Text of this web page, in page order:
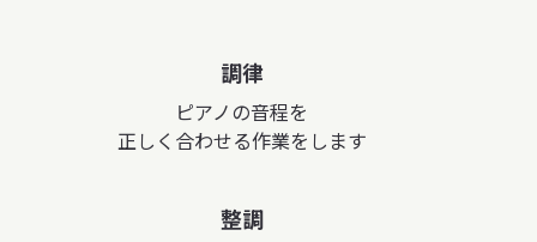
調律
ピアノの音程を
正しく合わせる作業をします
整調